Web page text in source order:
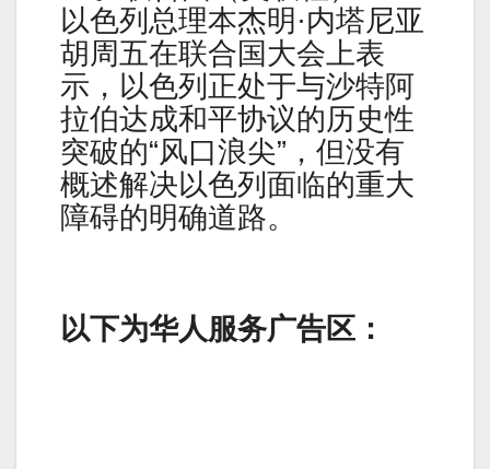
以色列总理本杰明·内塔尼亚
胡周五在联合国大会上表
示，以色列正处于与沙特阿
拉伯达成和平协议的历史性
突破的“风口浪尖”，但没有
概述解决以色列面临的重大
障碍的明确道路。
以下为华人服务广告区：